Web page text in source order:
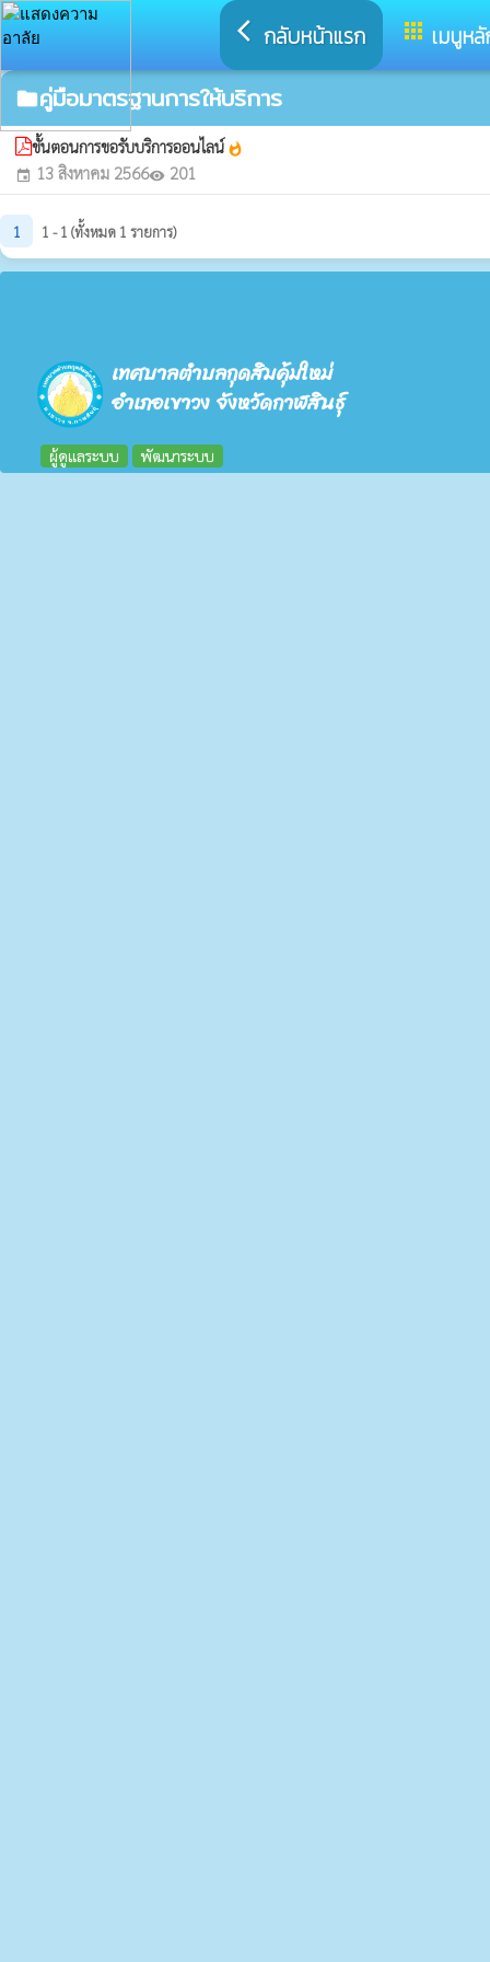
arrow_back_ios กลับหน้าแรก apps เมนูห
folderคู่มือมาตรฐานการให้บริการ
ขั้นตอนการขอรับบริการออนไลน์whatshot
event 13 สิงหาคม 2566visibility 201
1 1 - 1 (ทั้งหมด 1 รายการ)
เทศบาลตำบลกุดสิมคุ้มใหม่
อำเภอเขาวง จังหวัดกาฬสินธุ์
ผู้ดูแลระบบ พัฒนาระบบ